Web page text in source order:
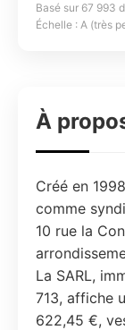
Basé sur 67 993
Échelle : A (très
À
Créé en
comme
10 rue la
La SARL,
713, affiche
622,45 €,